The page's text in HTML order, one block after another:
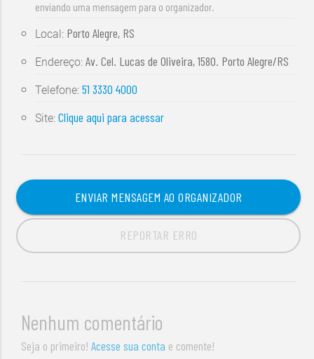
enviando uma mensagem para o organizador.
Local: Porto Alegre, RS
Endereço:Av. Cel. Lucas de Oliveira, 1580. Porto Alegre/RS
Telefone:51 3330 4000
Site:Clique aqui para acessar
ENVIAR MENSAGEM AO ORGANIZADOR
REPORTAR ERRO
Nenhum comentário
Seja o primeiro!Acesse sua conta e comente!